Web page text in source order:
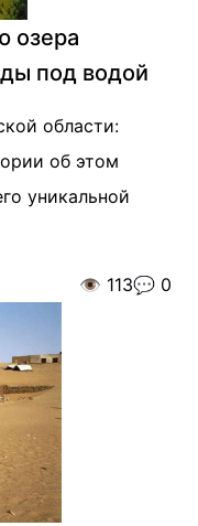
озера
под водой
области:
об этом
уникальной
👁️ 113💬 0